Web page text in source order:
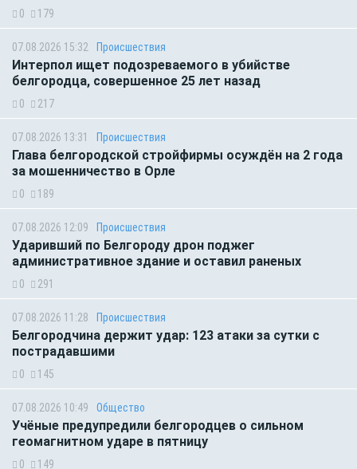
0 179
07.08.2026 15:32 Происшествия
Интерпол ищет подозреваемого в убийстве
белгородца, совершенное 25 лет назад
0 217
07.08.2026 13:31 Происшествия
Глава белгородской стройфирмы осуждён на 2 года
за мошенничество в Орле
0 189
07.08.2026 12:09 Происшествия
Ударивший по Белгороду дрон поджег
административное здание и оставил раненых
0 291
07.08.2026 11:28 Происшествия
Белгородчина держит удар: 123 атаки за сутки с
пострадавшими
0 145
07.08.2026 10:49 Общество
Учёные предупредили белгородцев о сильном
геомагнитном ударе в пятницу
0 149